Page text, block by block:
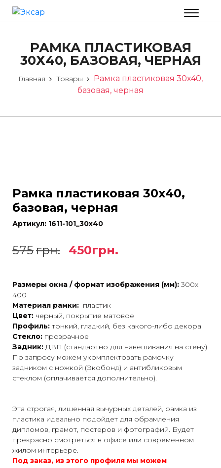
РАМКА ПЛАСТИКОВАЯ
30Х40, БАЗОВАЯ, ЧЕРНАЯ
Главная Товары
Рамка пластиковая 30х40,
базовая, черная
Рамка пластиковая 30х40,
базовая, черная
Артикул: 1611-101_30х40
575грн. 450грн.
Размеры окна / формат изображения (мм): 300х
400
Материал рамки: пластик
Цвет: черный, покрытие матовое
Профиль: тонкий, гладкий, без какого-либо декора
Стекло: прозрачное
Задник: ДВП (стандартно для навешивания на стену).
По запросу можем укомплектовать рамочку
задником с ножкой (Экобонд) и антибликовым
стеклом (оплачивается дополнительно).
Эта строгая, лишенная вычурных деталей, рамка из
пластика идеально подойдет для обрамления
дипломов, грамот, постеров и фотографий. Будет
прекрасно смотреться в офисе или современном
жилом интерьере.
Под заказ, из этого профиля мы можем